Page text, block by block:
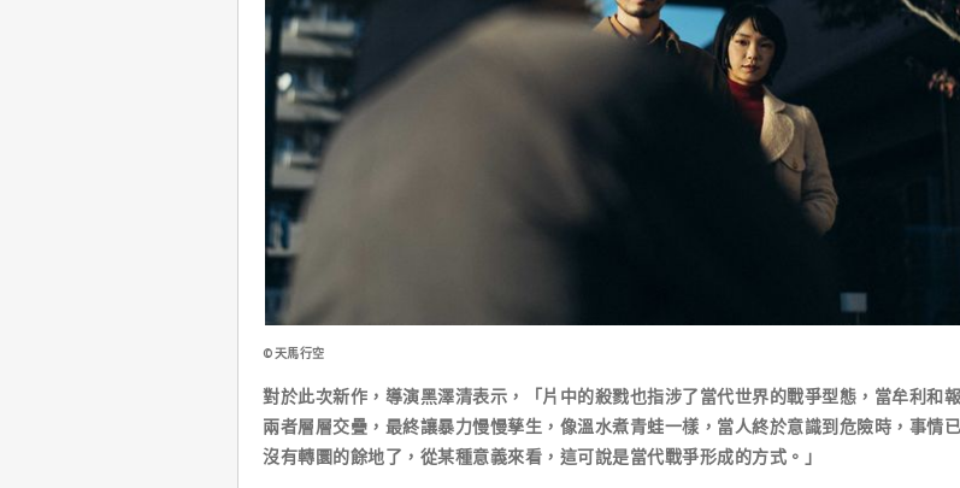
©天馬行空
對於此次新作，導演黑澤清表示，「片中的殺戮也指涉了當代世界的戰爭型態，當牟利和
兩者層層交疊，最終讓暴力慢慢孳生，像溫水煮青蛙一樣，當人終於意識到危險時，事情
沒有轉圜的餘地了，從某種意義來看，這可說是當代戰爭形成的方式。」